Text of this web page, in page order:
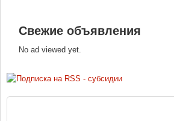
Свежие объявления
No ad viewed yet.